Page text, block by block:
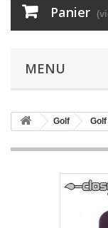
Panier
MENU
Golf Golf